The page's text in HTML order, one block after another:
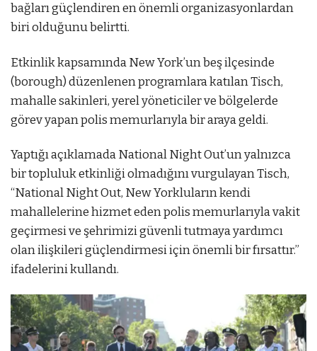
bağları güçlendiren en önemli organizasyonlardan
biri olduğunu belirtti.
Etkinlik kapsamında New York’un beş ilçesinde
(borough) düzenlenen programlara katılan Tisch,
mahalle sakinleri, yerel yöneticiler ve bölgelerde
görev yapan polis memurlarıyla bir araya geldi.
Yaptığı açıklamada National Night Out’un yalnızca
bir topluluk etkinliği olmadığını vurgulayan Tisch,
“National Night Out, New Yorkluların kendi
mahallelerine hizmet eden polis memurlarıyla vakit
geçirmesi ve şehrimizi güvenli tutmaya yardımcı
olan ilişkileri güçlendirmesi için önemli bir fırsattır.”
ifadelerini kullandı.